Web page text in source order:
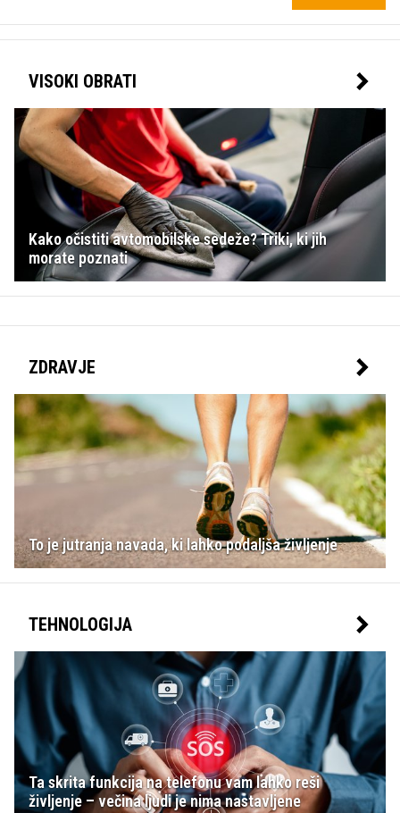
VISOKI OBRATI
Kako očistiti avtomobilske sedeže? Triki, ki jih
morate poznati
ZDRAVJE
To je jutranja navada, ki lahko podaljša življenje
TEHNOLOGIJA
Ta skrita funkcija na telefonu vam lahko reši
življenje – večina ljudi je nima nastavljene